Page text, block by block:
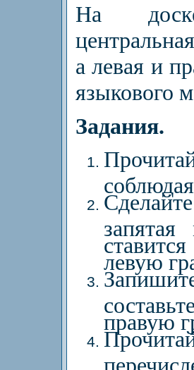
На
а левая и
языкового
Задания.
левую
правую